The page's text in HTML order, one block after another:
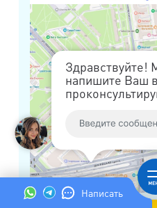
Написать
Здравствуйте!
напишите Ваш